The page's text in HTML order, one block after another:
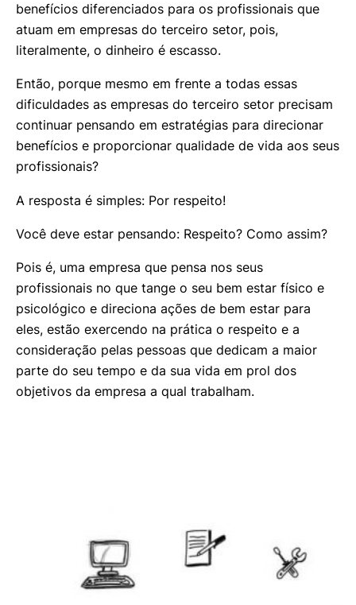
benefícios diferenciados para os profissionais que
atuam em empresas do terceiro setor, pois,
literalmente, o dinheiro é escasso.
Então, porque mesmo em frente a todas essas
dificuldades as empresas do terceiro setor precisam
continuar pensando em estratégias para direcionar
benefícios e proporcionar qualidade de vida aos seus
profissionais?
A resposta é simples: Por respeito!
Você deve estar pensando: Respeito? Como assim?
Pois é, uma empresa que pensa nos seus
profissionais no que tange o seu bem estar físico e
psicológico e direciona ações de bem estar para
eles, estão exercendo na prática o respeito e a
consideração pelas pessoas que dedicam a maior
parte do seu tempo e da sua vida em prol dos
objetivos da empresa a qual trabalham.